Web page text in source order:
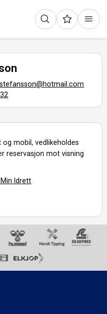
mobil, vedlikeholdes
reservasjon mot visning
Idrett